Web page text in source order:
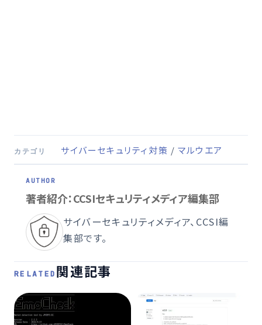
カテゴリ サイバーセキュリティ対策 /マルウエア
著者紹介：CCSIセキュリティメディア編集部
サイバーセキュリティメディア、CCSI編
集部です。
RELATED 関連記事